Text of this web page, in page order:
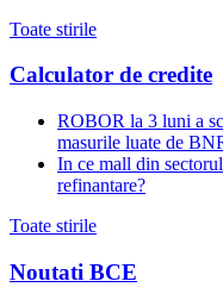
Toate stirile
Calculator de credite
ROBOR la 3 luni a
masurile luate de
In ce mall din
refinantare?
Toate stirile
Noutati BCE